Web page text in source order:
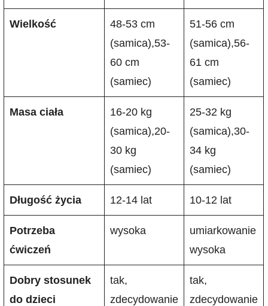
Wielkość
48-53 cm
(samica),53-
60 cm
(samiec)
51-56 cm
(samica),56-
61 cm
(samiec)
Masa ciała
16-20 kg
(samica),20-
30 kg
(samiec)
25-32 kg
(samica),30-
34 kg
(samiec)
Długość życia 12-14 lat 10-12 lat
Potrzeba
ćwiczeń
wysoka
umiarkowanie
wysoka
Dobry stosunek
do dzieci
tak,
zdecydowanie
tak,
zdecydowanie